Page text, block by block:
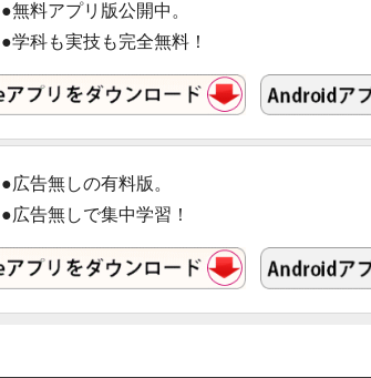
●無料アプリ版公開中。
●学科も実技も完全無料！
●広告無しの有料版。
●広告無しで集中学習！